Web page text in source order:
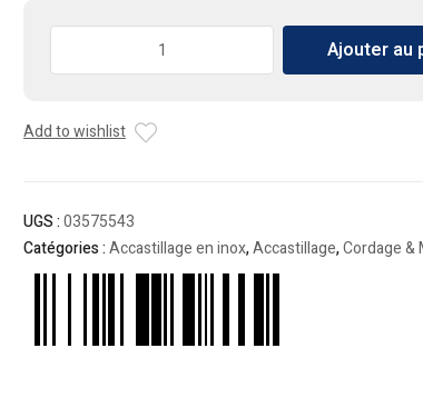
en
Ajouter au
Add to wishlist
UGS :03575543
Catégories :Accastillage en inox,Accastillage,Cordage &